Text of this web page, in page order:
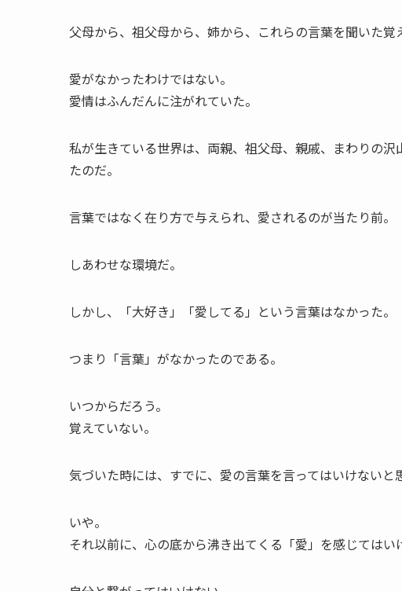
父母から、祖父母から、姉から、これらの言葉を聞いた覚
愛がなかったわけではない。
愛情はふんだんに注がれていた。
私が生きている世界は、両親、祖父母、親戚、まわりの
たのだ。
言葉ではなく在り方で与えられ、愛されるのが当たり前。
しあわせな環境だ。
しかし、「大好き」「愛してる」という言葉はなかった。
つまり「言葉」がなかったのである。
いつからだろう。
覚えていない。
気づいた時には、すでに、愛の言葉を言ってはいけないと
いや。
それ以前に、心の底から沸き出てくる「愛」を感じてはい